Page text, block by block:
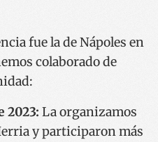
fue la de Nápoles en
colaborado de
2023: La organizamos
y participaron más